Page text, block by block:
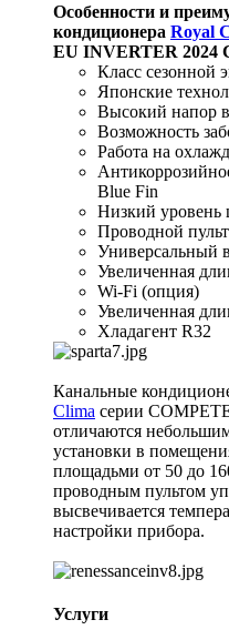
Особенности и
кондиционера Royal
EU INVERTER 2024
Класс сезонной
Японские
Высокий напор
Возможность
Работа на
Blue Fin
Низкий уровень
Проводной
Универсальный
Увеличенная
Wi-Fi (опция)
Увеличенная
Хладагент R32
Канальные
Clima серии
отличаются
установки в
площадьми от 50 до
проводным пультом
высвечивается
настройки прибора.
Услуги